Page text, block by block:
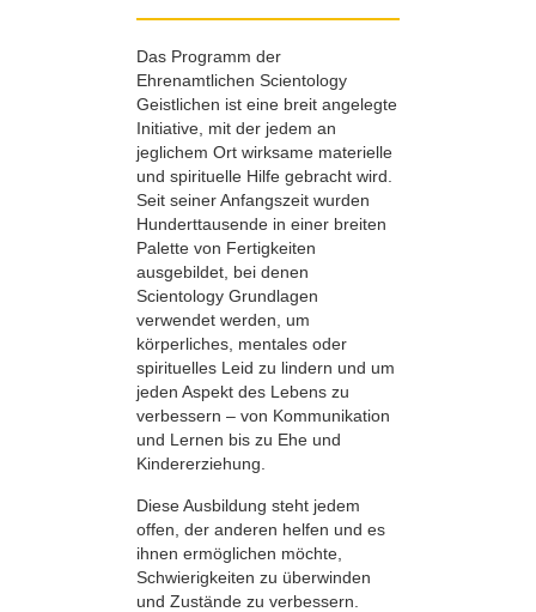
Das Programm der
Ehrenamtlichen Scientology
Geistlichen ist eine breit angelegte
Initiative, mit der jedem an
jeglichem Ort wirksame materielle
und spirituelle Hilfe gebracht wird.
Seit seiner Anfangszeit wurden
Hunderttausende in einer breiten
Palette von Fertigkeiten
ausgebildet, bei denen
Scientology Grundlagen
verwendet werden, um
körperliches, mentales oder
spirituelles Leid zu lindern und um
jeden Aspekt des Lebens zu
verbessern – von Kommunikation
und Lernen bis zu Ehe und
Kindererziehung.
Diese Ausbildung steht jedem
offen, der anderen helfen und es
ihnen ermöglichen möchte,
Schwierigkeiten zu überwinden
und Zustände zu verbessern.